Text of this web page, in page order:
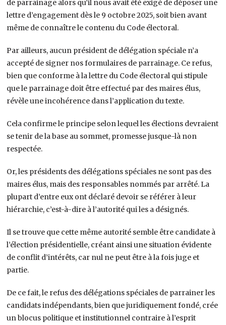
de parrainage alors qu’il nous avait été exigé de déposer une
lettre d’engagement dès le 9 octobre 2025, soit bien avant
même de connaître le contenu du Code électoral.
Par ailleurs, aucun président de délégation spéciale n’a
accepté de signer nos formulaires de parrainage. Ce refus,
bien que conforme à la lettre du Code électoral qui stipule
que le parrainage doit être effectué par des maires élus,
révèle une incohérence dans l’application du texte.
Cela confirme le principe selon lequel les élections devraient
se tenir de la base au sommet, promesse jusque-là non
respectée.
Or, les présidents des délégations spéciales ne sont pas des
maires élus, mais des responsables nommés par arrêté. La
plupart d’entre eux ont déclaré devoir se référer à leur
hiérarchie, c’est-à-dire à l’autorité qui les a désignés.
Il se trouve que cette même autorité semble être candidate à
l’élection présidentielle, créant ainsi une situation évidente
de conflit d’intérêts, car nul ne peut être à la fois juge et
partie.
De ce fait, le refus des délégations spéciales de parrainer les
candidats indépendants, bien que juridiquement fondé, crée
un blocus politique et institutionnel contraire à l’esprit